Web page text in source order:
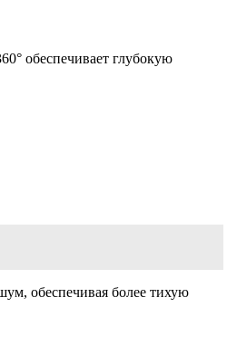
обеспечивает глубокую
обеспечивая более тихую